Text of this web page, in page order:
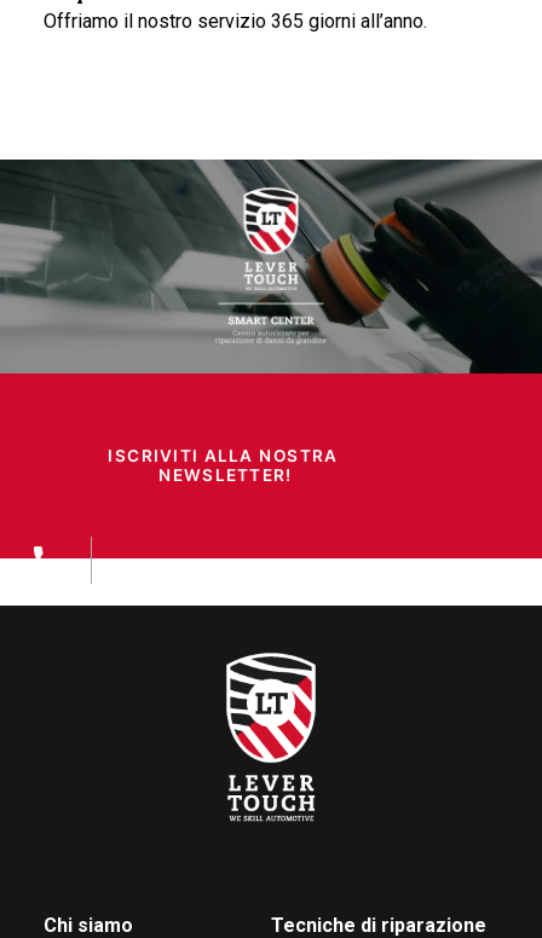
Offriamo il nostro servizio 365 giorni all’anno.
ISCRIVITI ALLA NOSTRA
NEWSLETTER!
Chi siamo Tecniche di riparazione